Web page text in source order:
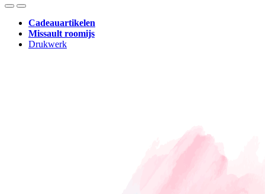
Cadeauartikelen
Missault roomijs
Drukwerk